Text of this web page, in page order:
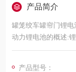
产品简介
动力锂电池的概述:
池组共有16串电池
产品型号：